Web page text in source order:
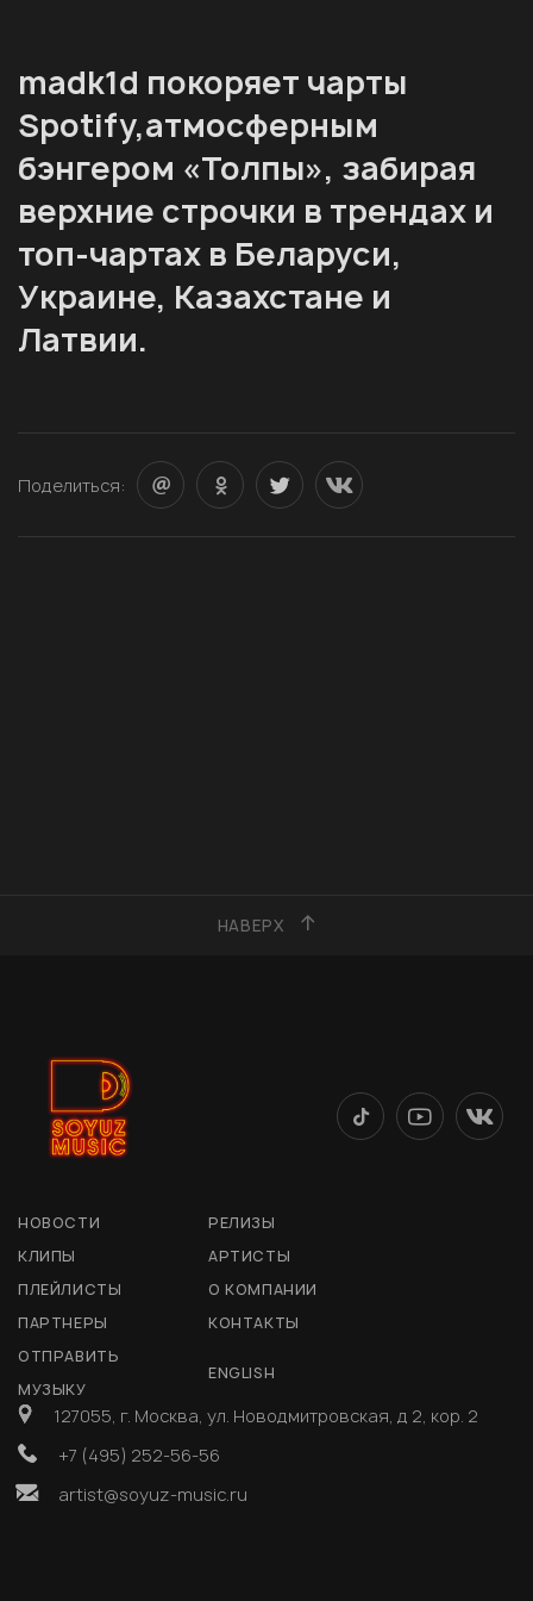
madk1d покоряет чарты
Spotify,атмосферным
бэнгером «Толпы», забирая
верхние строчки в трендах и
топ-чартах в Беларуси,
Украине, Казахстане и
Латвии.
Поделиться:
НАВЕРХ
НОВОСТИ
РЕЛИЗЫ
КЛИПЫ
АРТИСТЫ
ПЛЕЙЛИСТЫ
О КОМПАНИИ
ПАРТНЕРЫ
КОНТАКТЫ
ОТПРАВИТЬ
МУЗЫКУ
ENGLISH
127055, г. Москва, ул. Новодмитровская, д 2, кор. 2
+7 (495) 252-56-56
artist@soyuz-music.ru